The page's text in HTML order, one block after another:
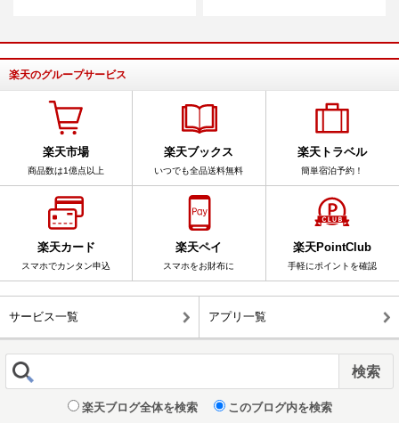
楽天のグループサービス
楽天市場
商品数は1億点以上
楽天ブックス
いつでも全品送料無料
楽天トラベル
簡単宿泊予約！
楽天カード
スマホでカンタン申込
楽天ペイ
スマホをお財布に
楽天PointClub
手軽にポイントを確認
サービス一覧 アプリ一覧
楽天ブログ全体を検索 このブログ内を検索